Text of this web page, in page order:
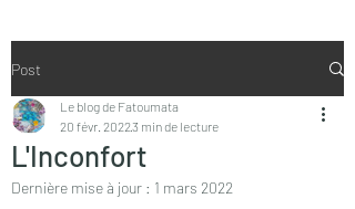
Post
L'Inconfort
Le blog de Fatoumata
20 févr. 20223 min de lecture
Dernière mise à jour : 1 mars 2022